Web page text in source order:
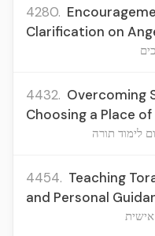
4280.
Clarification on
4432. Overcoming
Choosing a Place
לימוד תורה
4454. Teaching
and Personal